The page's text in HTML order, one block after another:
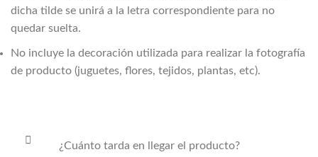
dicha tilde se unirá a la letra correspondiente para no
quedar suelta.
No incluye la decoración utilizada para realizar la fotografía
de producto (juguetes, flores, tejidos, plantas, etc).
¿Cuánto tarda en llegar el producto?